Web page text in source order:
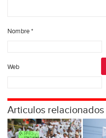
Nombre*
Web
Articulos relacionados